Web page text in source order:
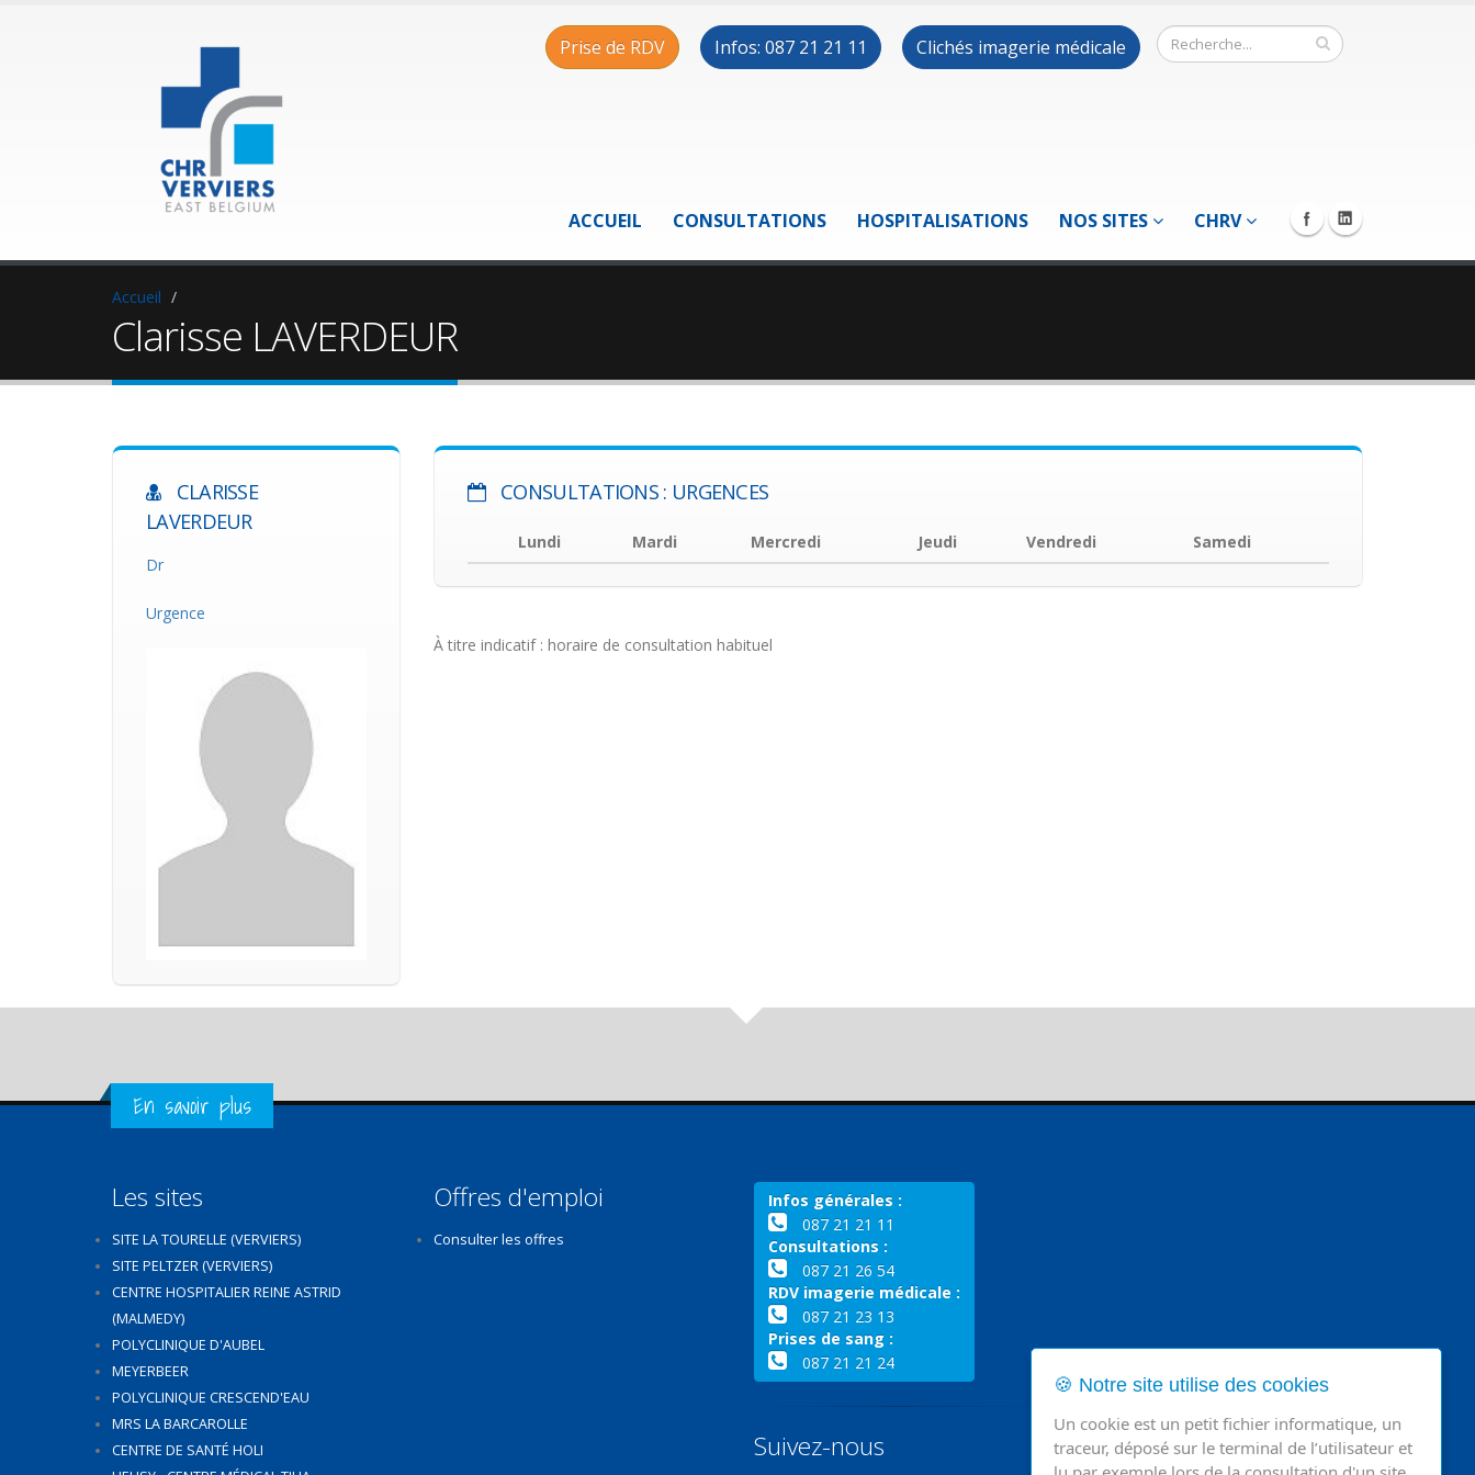
Prise de RDV Infos: 087 21 21 11 Clichés imagerie médicale
ACCUEIL CONSULTATIONS HOSPITALISATIONS NOS SITES CHRV
Accueil
Clarisse LAVERDEUR
CLARISSE
LAVERDEUR
Dr
Urgence
CONSULTATIONS : URGENCES
Lundi Mardi Mercredi Jeudi Vendredi Samedi
À titre indicatif : horaire de consultation habituel
Get in Touch
En savoir plus
Les sites
SITE LA TOURELLE (VERVIERS)
SITE PELTZER (VERVIERS)
CENTRE HOSPITALIER REINE ASTRID
(MALMEDY)
POLYCLINIQUE D'AUBEL
MEYERBEER
POLYCLINIQUE CRESCEND'EAU
MRS LA BARCAROLLE
CENTRE DE SANTÉ HOLI
Offres d'emploi
Consulter les offres
Infos générales :
087 21 21 11
Consultations :
087 21 26 54
RDV imagerie médicale :
087 21 23 13
Prises de sang :
087 21 21 24
Suivez-nous
🍪 Notre site utilise des cookies
Un cookie est un petit fichier informatique, un
traceur, déposé sur le terminal de l’utilisateur et